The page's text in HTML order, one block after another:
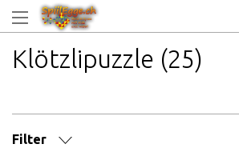
Klötzlipuzzle (25)
Filter